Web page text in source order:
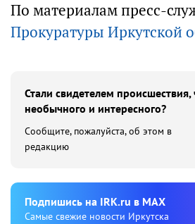
По материалам пресс-
Прокуратуры Иркутской
Стали свидетелем происшествия,
необычного и интересного?
Сообщите, пожалуйста, об этом в
редакцию
Подпишиcь на IRK.ru в MAX
Cамые свежие новости Иркутска